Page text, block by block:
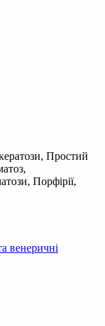
Простий
Порфірії,
венеричні